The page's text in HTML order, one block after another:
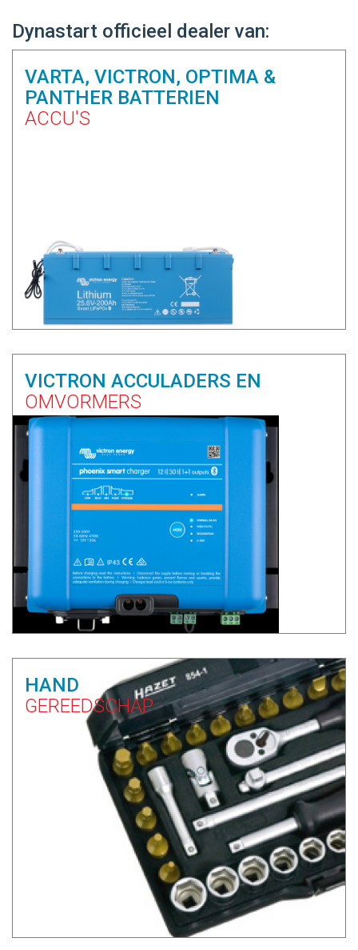
Dynastart officieel dealer van:
VARTA, VICTRON, OPTIMA &
PANTHER BATTERIEN
ACCU'S
VICTRON ACCULADERS EN
OMVORMERS
HAND
GEREEDSCHAP